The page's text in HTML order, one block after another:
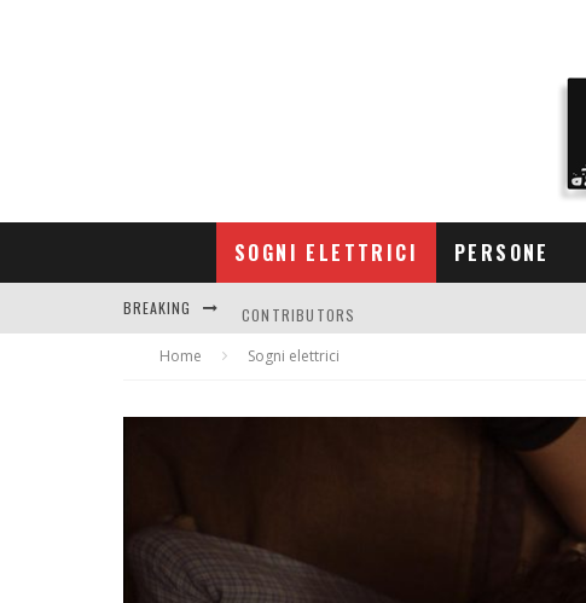
SOGNI ELETTRICI PERSONE
BREAKING CONTRIBUTORS
GUIDA A DUELS
Home Sogni elettrici